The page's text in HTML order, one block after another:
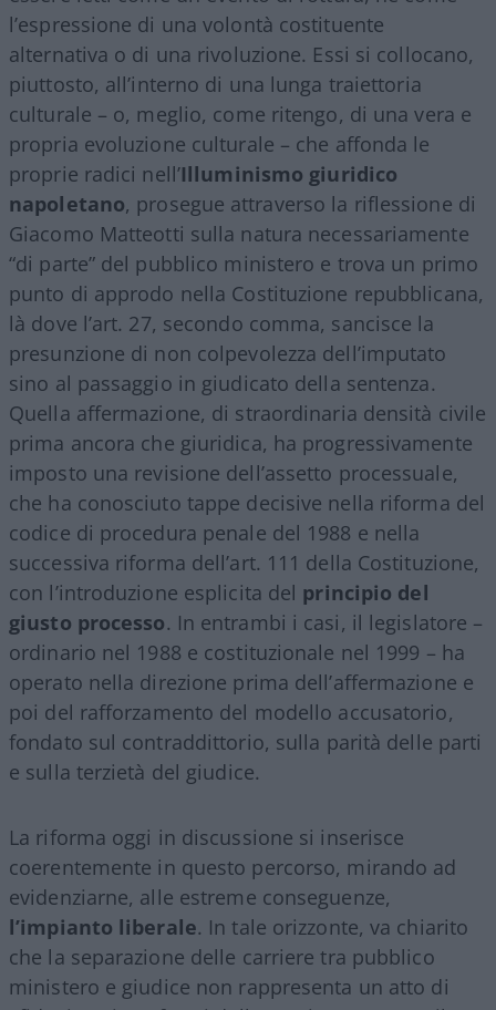
l’espressione di una volontà costituente
alternativa o di una rivoluzione. Essi si collocano,
piuttosto, all’interno di una lunga traiettoria
culturale – o, meglio, come ritengo, di una vera e
propria evoluzione culturale – che affonda le
proprie radici nell’Illuminismo giuridico
napoletano, prosegue attraverso la riflessione di
Giacomo Matteotti sulla natura necessariamente
“di parte” del pubblico ministero e trova un primo
punto di approdo nella Costituzione repubblicana,
là dove l’art. 27, secondo comma, sancisce la
presunzione di non colpevolezza dell’imputato
sino al passaggio in giudicato della sentenza.
Quella affermazione, di straordinaria densità civile
prima ancora che giuridica, ha progressivamente
imposto una revisione dell’assetto processuale,
che ha conosciuto tappe decisive nella riforma del
codice di procedura penale del 1988 e nella
successiva riforma dell’art. 111 della Costituzione,
con l’introduzione esplicita del principio del
giusto processo. In entrambi i casi, il legislatore –
ordinario nel 1988 e costituzionale nel 1999 – ha
operato nella direzione prima dell’affermazione e
poi del rafforzamento del modello accusatorio,
fondato sul contraddittorio, sulla parità delle parti
e sulla terzietà del giudice.
La riforma oggi in discussione si inserisce
coerentemente in questo percorso, mirando ad
evidenziarne, alle estreme conseguenze,
l’impianto liberale. In tale orizzonte, va chiarito
che la separazione delle carriere tra pubblico
ministero e giudice non rappresenta un atto di